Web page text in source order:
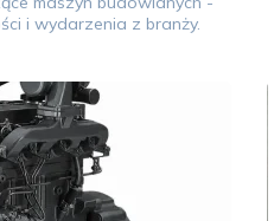
i wydarzenia z branży.